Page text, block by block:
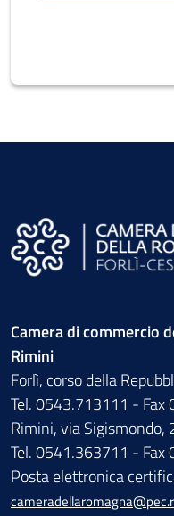
Camera di commercio
Rimini
Forlì, corso della
Tel. 0543.713111 - Fax
Rimini, via Sigismondo,
Tel. 0541.363711 - Fax
Posta elettronica